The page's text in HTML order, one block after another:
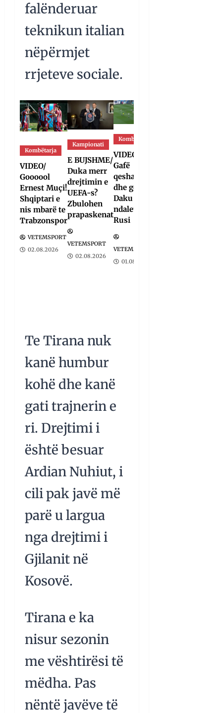
falënderuar
teknikun italian
nëpërmjet
rrjeteve sociale.
Kombëtarja
VIDEO/
Goooool
Ernest Muçi!
Shqiptari e
nis mbarë te
Trabzonspor
VETEMSPORT
02.08.2026
Kampionati
E BUJSHME/
Duka merr
drejtimin e
UEFA-s?
Zbulohen
prapaskenat
VETEMSPORT
02.08.2026
Kombëtarja
VIDEO/
Gafë
qesharake
dhe gol,
Daku nuk
ndalet në
Rusi
VETEMSPORT
01.08.2026
Te Tirana nuk
kanë humbur
kohë dhe kanë
gati trajnerin e
ri. Drejtimi i
është besuar
Ardian Nuhiut, i
cili pak javë më
parë u largua
nga drejtimi i
Gjilanit në
Kosovë.
Tirana e ka
nisur sezonin
me vështirësi të
mëdha. Pas
nëntë javëve të